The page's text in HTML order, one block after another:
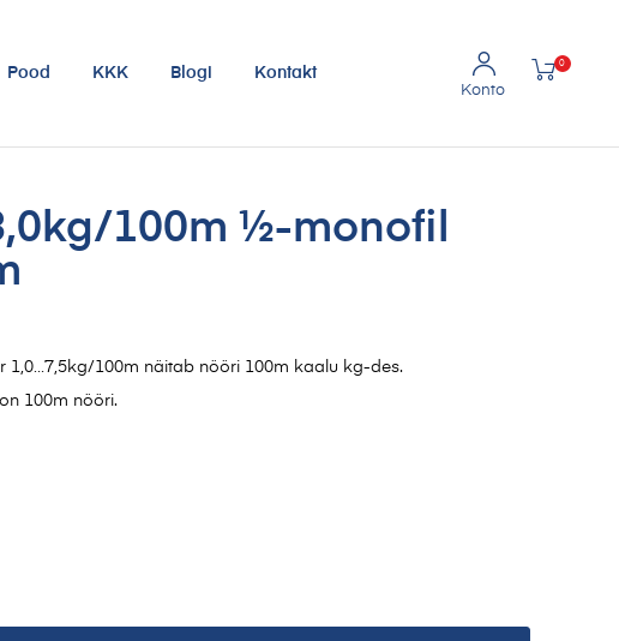
Pood KKK Blogi Kontakt
0
100m ½-monofil
100m näitab nööri 100m kaalu kg-des.
100m nööri.